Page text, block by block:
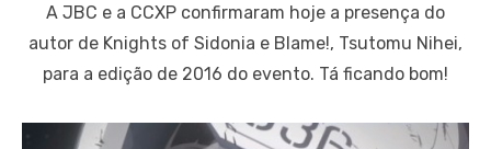
A JBC e a CCXP confirmaram hoje a presença do
autor de Knights of Sidonia e Blame!, Tsutomu Nihei,
para a edição de 2016 do evento. Tá ficando bom!